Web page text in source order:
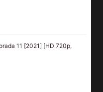
11 [2021] [HD 720p,